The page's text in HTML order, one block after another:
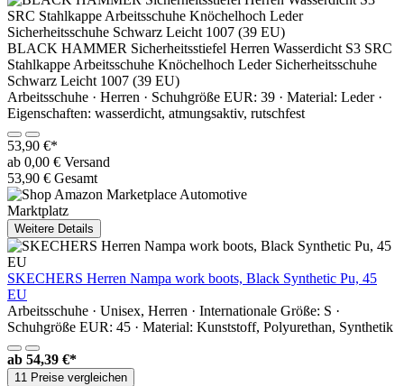
BLACK HAMMER Sicherheitsstiefel Herren Wasserdicht S3 SRC
Stahlkappe Arbeitsschuhe Knöchelhoch Leder Sicherheitsschuhe
Schwarz Leicht 1007 (39 EU)
Arbeitsschuhe · Herren · Schuhgröße EUR: 39 · Material: Leder ·
Eigenschaften: wasserdicht, atmungsaktiv, rutschfest
53,90 €*
ab 0,00 € Versand
53,90 € Gesamt
Marktplatz
Weitere Details
SKECHERS Herren Nampa work boots, Black Synthetic Pu, 45
EU
Arbeitsschuhe · Unisex, Herren · Internationale Größe: S ·
Schuhgröße EUR: 45 · Material: Kunststoff, Polyurethan, Synthetik
ab 54,39 €*
11 Preise vergleichen